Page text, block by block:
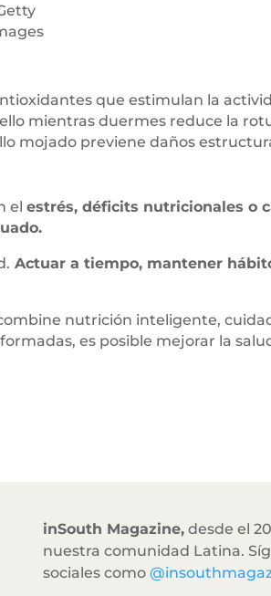
que estimulan la
mientras duermes reduce la
mojado previene daños
elestrés, déficits nutricionales o
Actuar a tiempo, mantener
nutrición inteligente,
es posible mejorar la
inSouth Magazine,desde el
nuestra comunidad Latina.
sociales como